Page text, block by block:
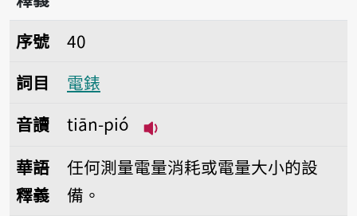
序號40電錶
序號
40
詞目
電錶
音讀
tiān-pió
華語
釋義
任何測量電量消耗或電量大小的設
備。